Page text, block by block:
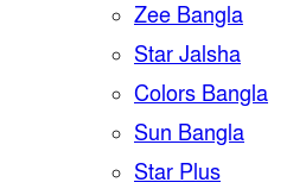
Zee Bangla
Star Jalsha
Colors Bangla
Sun Bangla
Star Plus